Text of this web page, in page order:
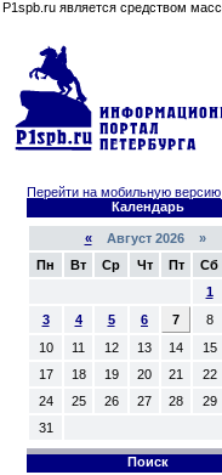
P1spb.ru является средством
Перейти на мобильную версию
Календарь
«Август 2026 »
Пн
Вт Ср Чт Пт Сб
1
3
4 5 6 7 8
10
11 12 13 14 15
17
18 19 20 21 22
24
25 26 27 28 29
31
Поиск